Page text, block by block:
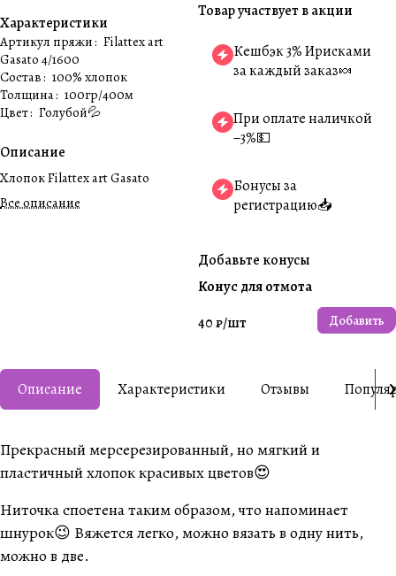
Характеристики
Артикул пряжи: Filattex art
Gasato 4/1600
Состав: 100% хлопок
Толщина: 100гр/400м
Цвет: Голубой💦
Описание
Хлопок Filattex art Gasato
Все описание
Товар участвует в акции
Кешбэк 3% Ирисками
за каждый заказ🍬
При оплате наличкой
−3%💵
Бонусы за
регистрацию📥
Добавьте конусы
Конус для отмота
40 ₽/шт Добавить
Описание Характеристики Отзывы
Прекрасный мерсерезированный, но мягкий и
пластичный хлопок красивых цветов😍
Ниточка споетена таким образом, что напоминает
шнурок😉 Вяжется легко, можно вязать в одну нить,
можно в две.